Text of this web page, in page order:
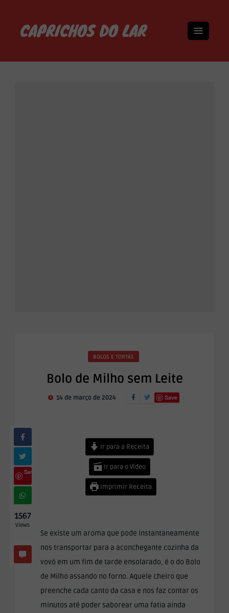
BOLOS E TORTAS
Bolo de Milho sem Leite
14 de março de 2024 Save
Save
1567
Views
Ir para a Receita
Ir para o Vídeo
Imprimir Receita
Se existe um aroma que pode instantaneamente
nos transportar para a aconchegante cozinha da
vovó em um fim de tarde ensolarado, é o do Bolo
de Milho assando no forno. Aquele cheiro que
preenche cada canto da casa e nos faz contar os
minutos até poder saborear uma fatia ainda